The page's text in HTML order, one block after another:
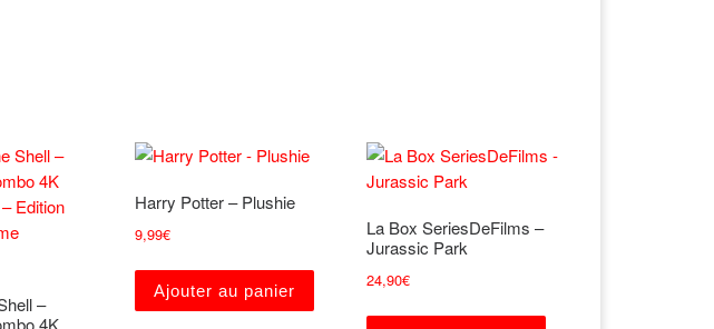
–
4K
Harry Potter – Plushie
9,99€
Ajouter au panier
La Box SeriesDeFilms –
Jurassic Park
24,90€